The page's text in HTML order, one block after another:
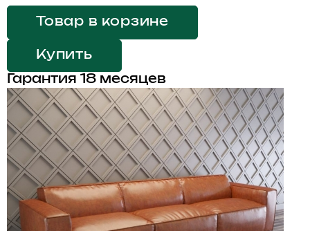
Товар в корзине
Купить
Гарантия 18 месяцев